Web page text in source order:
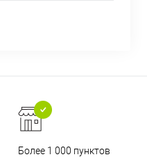
Более 1 000 пунктов